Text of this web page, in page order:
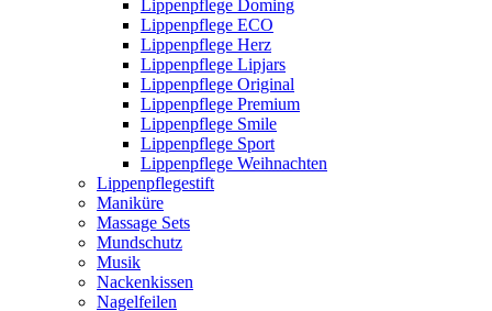
Lippenpflege Doming
Lippenpflege ECO
Lippenpflege Herz
Lippenpflege Lipjars
Lippenpflege Original
Lippenpflege Premium
Lippenpflege Smile
Lippenpflege Sport
Lippenpflege Weihnachten
Lippenpflegestift
Maniküre
Massage Sets
Mundschutz
Musik
Nackenkissen
Nagelfeilen